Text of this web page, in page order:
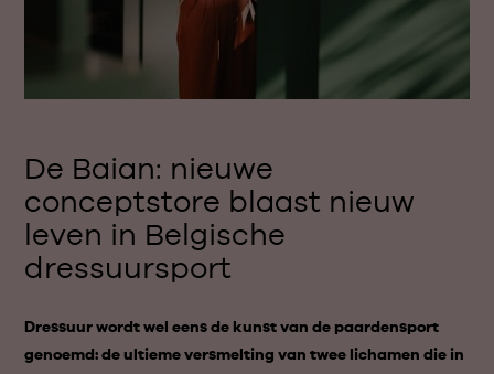
De Baian: nieuwe
conceptstore blaast nieuw
leven in Belgische
dressuursport
Dressuur wordt wel eens de kunst van de paardensport
genoemd: de ultieme versmelting van twee lichamen die in